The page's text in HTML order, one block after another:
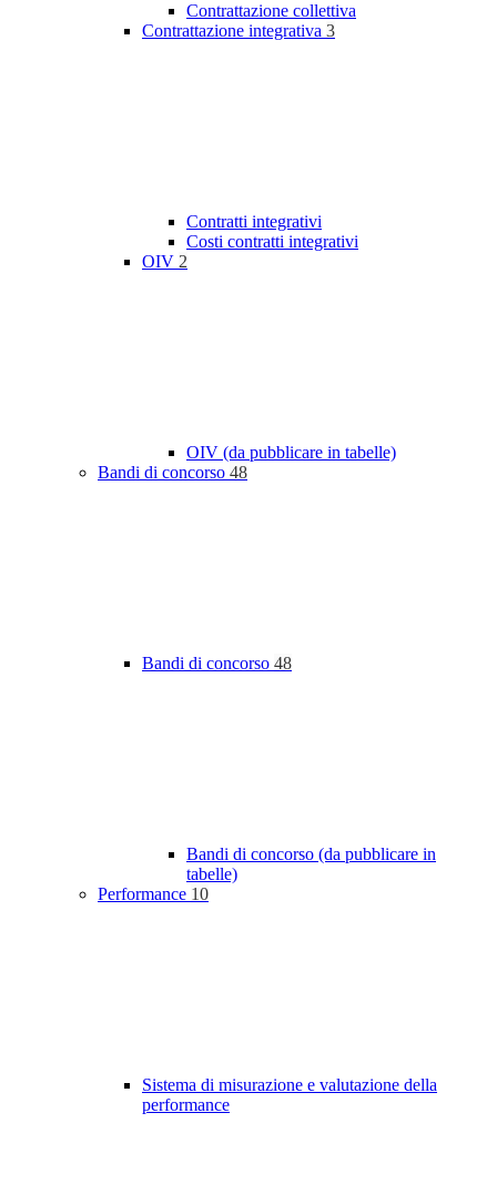
Contrattazione collettiva
Contrattazione integrativa 3
Contratti integrativi
Costi contratti integrativi
OIV 2
OIV (da pubblicare in tabelle)
Bandi di concorso 48
Bandi di concorso 48
Bandi di concorso (da pubblicare in
tabelle)
Performance 10
Sistema di misurazione e valutazione della
performance